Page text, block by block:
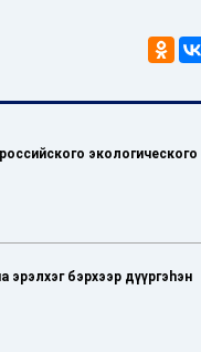
экологического
эрэлхэг бэрхээр дүүргэһэн